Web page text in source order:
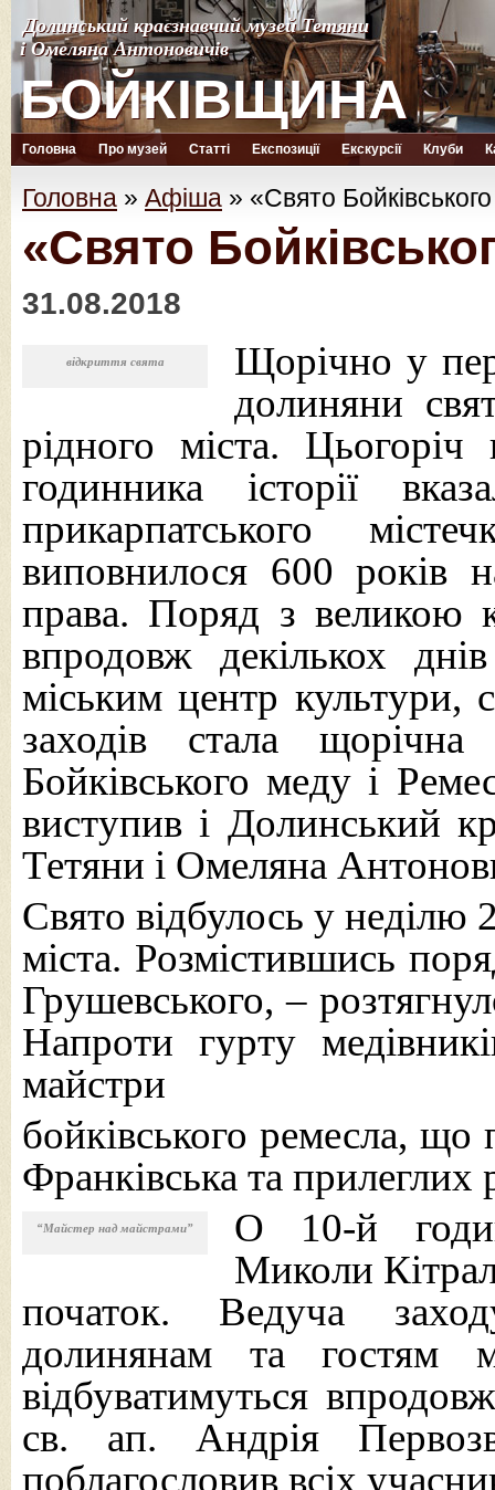
Долинський краєзнавчий музей Тетяни
і Омеляна Антоновичів
БОЙКІВЩИНА
Долинський краєзнавчий музей Тетяни
і Омеляна Антоновичів
БОЙКІВЩИНА
Головна Про музей Статті Експозиції Екскурсії Клуби
Головна » Афіша » «Свято
«Свято
31.08.2018
відкриття свята
Щорічно у
долиняни
рідного міста.
годинника історії
прикарпатського
виповнилося 600 років
права. Поряд з великою
впродовж декількох
міським центр культури,
заходів стала
Бойківського меду і
виступив і Долинський
Тетяни і Омеляна
Свято відбулось у неділю
міста. Розмістившись
Грушевського, –
Напроти гурту
майстри
бойківського ремесла, що
Франківська та прилеглих
“Майстер над майстрами”
О 10-й
Миколи
початок. Ведуча
долинянам та гостям
відбуватимуться
св. ап. Андрія
поблагословив всіх